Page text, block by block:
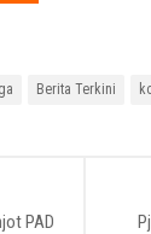
Berita Terkini
PAD